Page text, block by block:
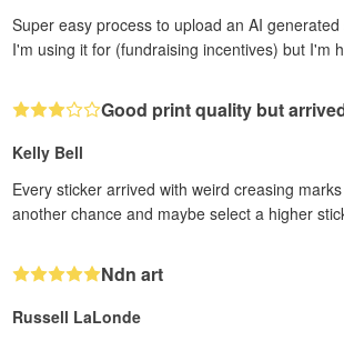
Super easy process to upload an AI
I'm using it for (fundraising incentives) but I'm
Good print quality but
Kelly Bell
Every sticker arrived with weird creasing
another chance and maybe select a higher
Ndn art
Russell LaLonde